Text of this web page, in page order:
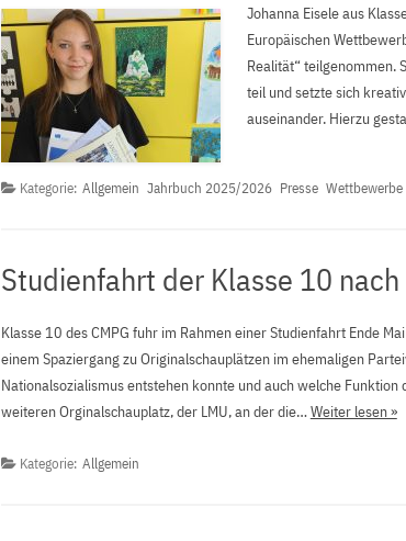
Johanna Eisele aus
Europäischen
Realität“ teilgenommen.
teil und setzte sich
auseinander. Hierzu
Kategorie: Allgemein Jahrbuch 2025/2026 Presse Wettbewerbe
Studienfahrt der Klasse 10
Klasse 10 des CMPG fuhr im Rahmen einer Studienfahrt Ende
einem Spaziergang zu Originalschauplätzen im ehemaligen
Nationalsozialismus entstehen konnte und auch welche
weiteren Orginalschauplatz, der LMU, an der die…Weiter lesen »
Kategorie: Allgemein